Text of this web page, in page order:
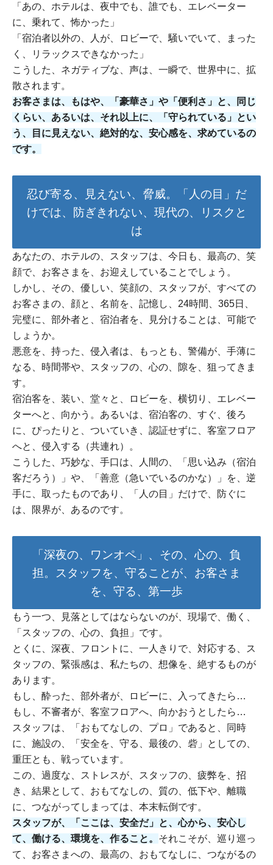
「あの、ホテルは、夜中でも、誰でも、エレベーター
に、乗れて、怖かった」
「宿泊者以外の、人が、ロビーで、騒いでいて、まった
く、リラックスできなかった」
こうした、ネガティブな、声は、一瞬で、世界中に、拡
散されます。
お客さまは、もはや、「豪華さ」や「便利さ」と、同じ
くらい、あるいは、それ以上に、「守られている」とい
う、目に見えない、絶対的な、安心感を、求めているの
です。
忍び寄る、見えない、脅威。「人の目」だ
けでは、防ぎきれない、現代の、リスクと
は
あなたの、ホテルの、スタッフは、今日も、最高の、笑
顔で、お客さまを、お迎えしていることでしょう。
しかし、その、優しい、笑顔の、スタッフが、すべての
お客さまの、顔と、名前を、記憶し、24時間、365日、
完璧に、部外者と、宿泊者を、見分けることは、可能で
しょうか。
悪意を、持った、侵入者は、もっとも、警備が、手薄に
なる、時間帯や、スタッフの、心の、隙を、狙ってきま
す。
宿泊客を、装い、堂々と、ロビーを、横切り、エレベー
ターへと、向かう。あるいは、宿泊客の、すぐ、後ろ
に、ぴったりと、ついていき、認証せずに、客室フロア
へと、侵入する（共連れ）。
こうした、巧妙な、手口は、人間の、「思い込み（宿泊
客だろう）」や、「善意（急いでいるのかな）」を、逆
手に、取ったものであり、「人の目」だけで、防ぐに
は、限界が、あるのです。
「深夜の、ワンオペ」、その、心の、負
担。スタッフを、守ることが、お客さま
を、守る、第一歩
もう一つ、見落としてはならないのが、現場で、働く、
「スタッフの、心の、負担」です。
とくに、深夜、フロントに、一人きりで、対応する、ス
タッフの、緊張感は、私たちの、想像を、絶するものが
あります。
もし、酔った、部外者が、ロビーに、入ってきたら…
もし、不審者が、客室フロアへ、向かおうとしたら…
スタッフは、「おもてなしの、プロ」であると、同時
に、施設の、「安全を、守る、最後の、砦」としての、
重圧とも、戦っています。
この、過度な、ストレスが、スタッフの、疲弊を、招
き、結果として、おもてなしの、質の、低下や、離職
に、つながってしまっては、本末転倒です。
スタッフが、「ここは、安全だ」と、心から、安心し
て、働ける、環境を、作ること。 それこそが、巡り巡っ
て、お客さまへの、最高の、おもてなしに、つながるの